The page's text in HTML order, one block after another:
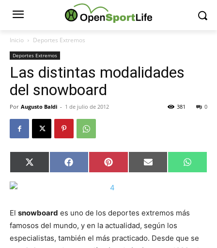
Inicio Deportes Extremos
Deportes Extremos
Las distintas modalidades
del snowboard
Por Augusto Baldi - 1 de julio de 2012 0
381
Compartir
en
X
(Twitter)
Compartir
en
Facebook Compartir
en
Pinterest Compartir
en
Email
en
El snowboard es uno de los deportes extremos más
famosos del mundo, y en la actualidad, según los
especialistas, también el más practicado. Desde que se